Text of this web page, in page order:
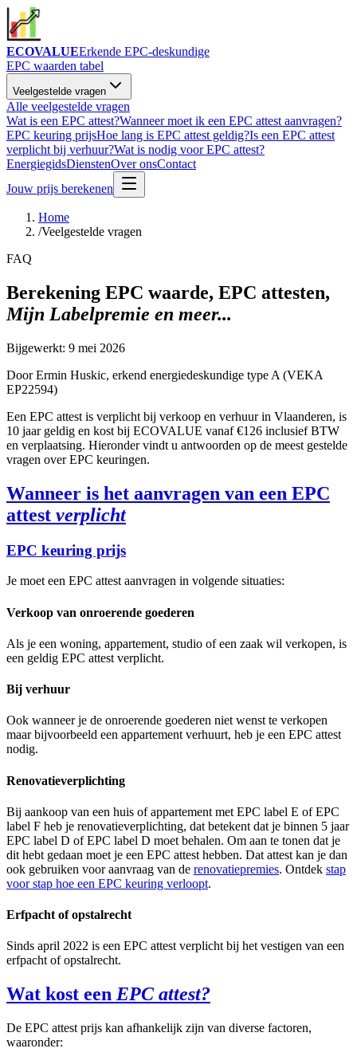
ECOVALUEErkende EPC-deskundige
EPC waarden tabel
Veelgestelde vragen
Alle veelgestelde vragen
Wat is een EPC attest?Wanneer moet ik een EPC attest aanvragen?
EPC keuring prijsHoe lang is EPC attest geldig?Is een EPC attest
verplicht bij verhuur?Wat is nodig voor EPC attest?
EnergiegidsDienstenOver onsContact
Jouw prijs berekenen
Home
/Veelgestelde vragen
FAQ
Berekening EPC waarde, EPC attesten,
Mijn Labelpremie en meer...
Bijgewerkt: 9 mei 2026
DoorErmin Huskic, erkend energiedeskundige type A (VEKA
EP22594)
Een EPC attest is verplicht bij verkoop en verhuur in Vlaanderen, is
10 jaar geldig en kost bij ECOVALUE vanaf €126 inclusief BTW
en verplaatsing. Hieronder vindt u antwoorden op de meest gestelde
vragen over EPC keuringen.
Wanneer is het aanvragen van een EPC
attest verplicht
EPC keuring prijs
Je moet een EPC attest aanvragen in volgende situaties:
Verkoop van onroerende goederen
Als je een woning, appartement, studio of een zaak wil verkopen, is
een geldig EPC attest verplicht.
Bij verhuur
Ook wanneer je de onroerende goederen niet wenst te verkopen
maar bijvoorbeeld een appartement verhuurt, heb je een EPC attest
nodig.
Renovatieverplichting
Bij aankoop van een huis of appartement met EPC label E of EPC
label F heb je renovatieverplichting, dat betekent dat je binnen 5 jaar
EPC label D of EPC label D moet behalen. Om aan te tonen dat je
dit hebt gedaan moet je een EPC attest hebben. Dat attest kan je dan
ook gebruiken voor aanvraag van de renovatiepremies. Ontdek stap
voor stap hoe een EPC keuring verloopt.
Erfpacht of opstalrecht
Sinds april 2022 is een EPC attest verplicht bij het vestigen van een
erfpacht of opstalrecht.
Wat kost een EPC attest?
De EPC attest prijs kan afhankelijk zijn van diverse factoren,
waaronder: